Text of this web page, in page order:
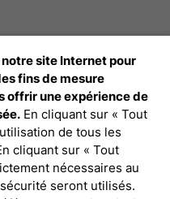
à télécharger
site Internet pour
fins de mesure
offrir une expérience de
En cliquant sur « Tout
de tous les
cliquant sur « Tout
nécessaires au
seront utilisés.